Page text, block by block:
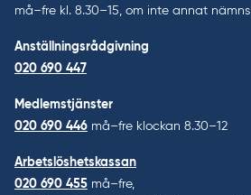
må–fre kl. 8.30–15, om inte annat nämns
Anställningsrådgivning
020 690 447
Medlemstjänster
020 690 446 må–fre klockan 8.30–12
Arbetslöshetskassan
020 690 455 må–fre,